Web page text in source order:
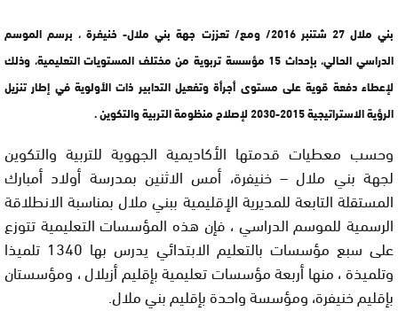
بني ملال 27 شتنبر 2016/ ومع/ تعززت جهة بني ملال- خنيفرة ، برسم الموسم
الدراسي الحالي، بإحداث 15 مؤسسة تربوية من مختلف المستويات التعليمية، وذلك
لإعطاء دفعة قوية على مستوى أجرأة وتفعيل التدابير ذات الأولوية في إطار تنزيل
الرؤية الاستراتيجية 2015-2030 لإصلاح منظومة التربية والتكوين .
وحسب معطيات قدمتها الأكاديمية الجهوية للتربية والتكوين
لجهة بني ملال – خنيفرة، أمس الاثنين بمدرسة أولاد أمبارك
المستقلة التابعة للمديرية الإقليمية ببني ملال بمناسبة الانطلاقة
الرسمية للموسم الدراسي ، فإن هذه المؤسسات التعليمية تتوزع
على سبع مؤسسات بالتعليم الابتدائي يدرس بها 1340 تلميذا
وتلميذة ، منها أربعة مؤسسات تعليمية بإقليم أزيلال ، ومؤسستان
بإقليم خنيفرة، ومؤسسة واحدة بإقليم بني ملال.